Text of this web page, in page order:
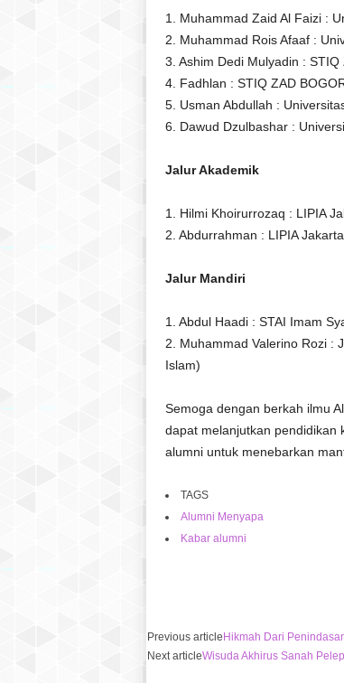
1. Muhammad Zaid Al Faizi :
2. Muhammad Rois Afaaf :
3. Ashim Dedi Mulyadin : STIQ
4. Fadhlan : STIQ ZAD
5. Usman Abdullah :
6. Dawud Dzulbashar :
Jalur Akademik
1. Hilmi Khoirurrozaq : LIPIA
2. Abdurrahman : LIPIA
Jalur Mandiri
1. Abdul Haadi : STAI Imam
2. Muhammad Valerino Rozi :
Islam)
Semoga dengan berkah ilmu
dapat melanjutkan pendidikan
alumni untuk menebarkan
TAGS
Alumni Menyapa
Kabar alumni
Previous article Hikmah Dari
Next articleWisuda Akhirus Sanah